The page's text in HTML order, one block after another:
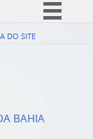
DO SITE
BAHIA